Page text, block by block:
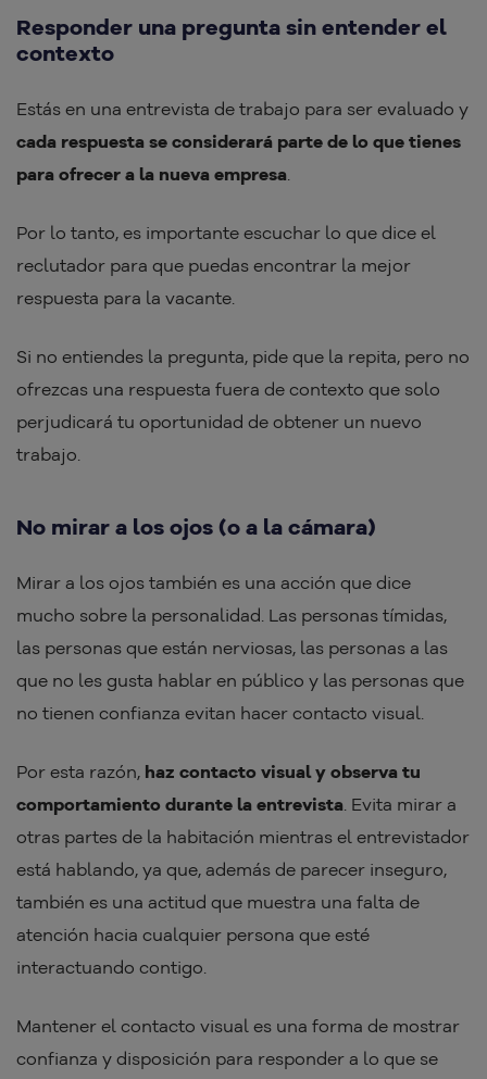
Responder una pregunta sin entender el
contexto
Estás en una entrevista de trabajo para ser evaluado y
cada respuesta se considerará parte de lo que tienes
para ofrecer a la nueva empresa.
Por lo tanto, es importante escuchar lo que dice el
reclutador para que puedas encontrar la mejor
respuesta para la vacante.
Si no entiendes la pregunta, pide que la repita, pero no
ofrezcas una respuesta fuera de contexto que solo
perjudicará tu oportunidad de obtener un nuevo
trabajo.
No mirar a los ojos (o a la cámara)
Mirar a los ojos también es una acción que dice
mucho sobre la personalidad. Las personas tímidas,
las personas que están nerviosas, las personas a las
que no les gusta hablar en público y las personas que
no tienen confianza evitan hacer contacto visual.
Por esta razón, haz contacto visual y observa tu
comportamiento durante la entrevista. Evita mirar a
otras partes de la habitación mientras el entrevistador
está hablando, ya que, además de parecer inseguro,
también es una actitud que muestra una falta de
atención hacia cualquier persona que esté
interactuando contigo.
Mantener el contacto visual es una forma de mostrar
confianza y disposición para responder a lo que se